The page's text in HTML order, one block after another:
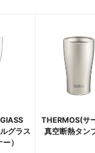
グラス
）
THERMOS(サ
真空断熱タン